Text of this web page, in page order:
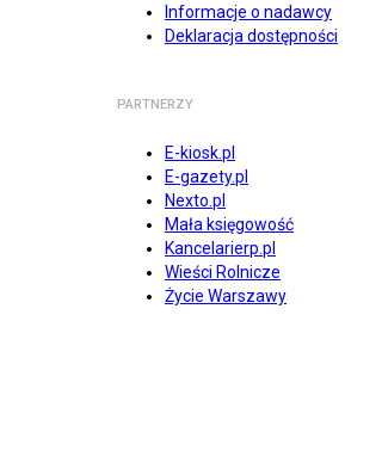
Informacje o nadawcy
Deklaracja dostępności
PARTNERZY
E-kiosk.pl
E-gazety.pl
Nexto.pl
Mała księgowość
Kancelarierp.pl
Wieści Rolnicze
Życie Warszawy